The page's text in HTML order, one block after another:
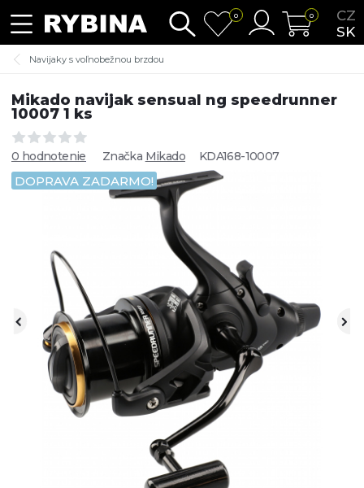
CZ
SK
0 0
Navijaky s voľnobežnou brzdou
Mikado navijak sensual ng speedrunner
10007 1 ks
0 hodnotenie Značka Mikado KDA168-10007
DOPRAVA ZADARMO!